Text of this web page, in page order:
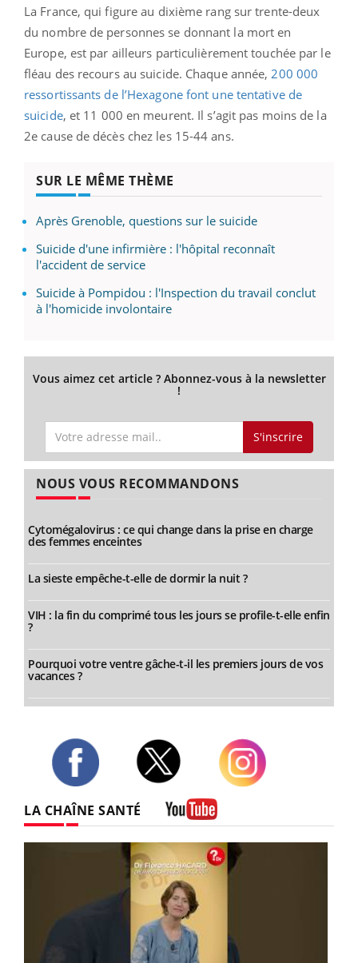
La France, qui figure au dixième rang sur trente-deux
du nombre de personnes se donnant la mort en
Europe, est par ailleurs particulièrement touchée par le
fléau des recours au suicide. Chaque année,200 000
ressortissants de l’Hexagone font une tentative de
suicide, et 11 000 en meurent. Il s’agit pas moins de la
2e cause de décès chez les 15-44 ans.
SUR LE MÊME THÈME
Après Grenoble, questions sur le suicide
Suicide d'une infirmière : l'hôpital reconnaît
l'accident de service
Suicide à Pompidou : l'Inspection du travail conclut
à l'homicide involontaire
Vous aimez cet article ? Abonnez-vous à la newsletter
!
S'inscrire
NOUS VOUS RECOMMANDONS
Cytomégalovirus : ce qui change dans la prise en charge
des femmes enceintes
La sieste empêche-t-elle de dormir la nuit ?
VIH : la fin du comprimé tous les jours se profile-t-elle enfin
?
Pourquoi votre ventre gâche-t-il les premiers jours de vos
vacances ?
LA CHAÎNE SANTÉ